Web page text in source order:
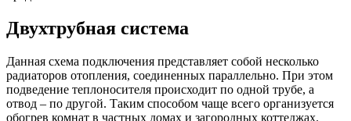
Двухтрубная система
Данная схема подключения представляет собой несколько
радиаторов отопления, соединенных параллельно. При этом
подведение теплоносителя происходит по одной трубе, а
отвод – по другой. Таким способом чаще всего организуется
обогрев комнат в частных домах и загородных коттеджах.